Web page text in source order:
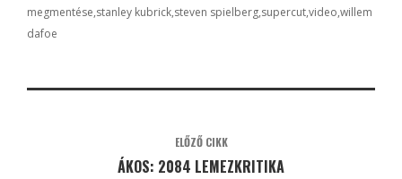
megmentése stanley kubrick steven spielberg supercutvideo willem
dafoe
ELŐZŐ CIKK
ÁKOS: 2084 LEMEZKRITIKA